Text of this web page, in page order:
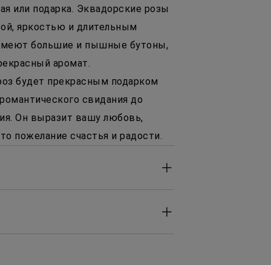
или подарка. Эквадорские розы
яркостью и длительным
большие и пышные бутоны,
аромат.
будет прекрасным подарком
свидания до
Он выразит вашу любовь,
пожелание счастья и радости.